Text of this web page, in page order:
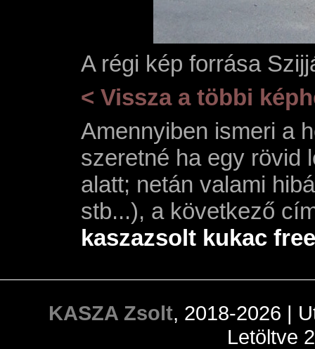
A régi kép forrása
< Vissza a többi
Amennyiben ismeri a
szeretné ha egy rövid
alatt; netán valami
stb...), a következő
kaszazsolt kukac
KASZA Zsolt, 2018-2026 |
Letöltve